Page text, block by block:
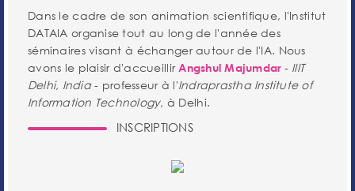
Dans le cadre de son animation scientifique, l'Institut
DATAIA organise tout au long de l'année des
séminaires visant à échanger autour de l'IA. Nous
avons le plaisir d'accueillirAngshul Majumdar- IIIT
Delhi, India- professeur à l'Indraprastha Institute of
Information Technology, à Delhi.
INSCRIPTIONS